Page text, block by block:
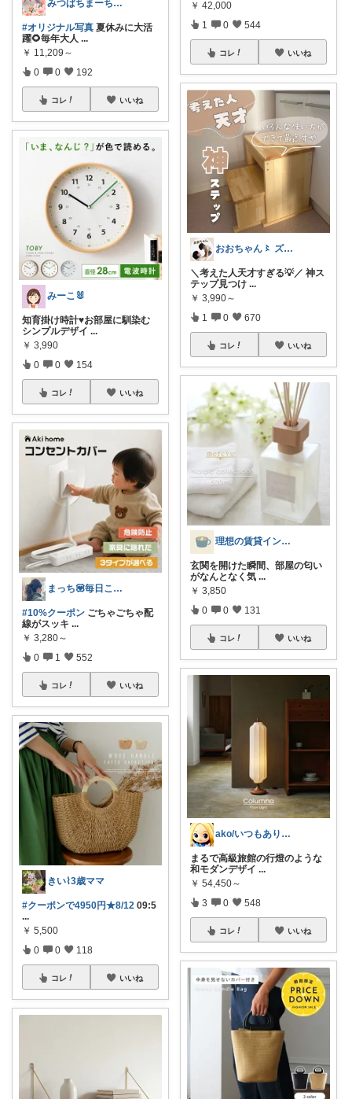
みつばちまーちᵀᴴᴬᴺᴷ ᵞᴼᵁ ◡̈*
#オリジナル写真 夏休みに大活
躍🌻毎年大人 ...
￥ 11,209～
0 0 192
コレ いいね
みーこ🐰
知育掛け時計♥お部屋に馴染む
シンプルデザイ ...
￥ 3,990
0 0 154
コレ いいね
まっち💟毎日こつこつ。
#10%クーポン ごちゃごちゃ配
線がスッキ ...
￥ 3,280～
0 1 552
コレ いいね
きい⌇3歳ママ
#クーポンで4950円★8/12 09:5
...
￥ 5,500
0 0 118
コレ いいね
￥ 42,000
1 0 544
コレ いいね
おおちゃん〻 ズボラママ必見便利アイテム
＼考えた人天才すぎる💡／ 神ス
テップ見つけ ...
￥ 3,990～
1 0 670
コレ いいね
理想の賃貸インテリア
玄関を開けた瞬間、部屋の匂い
がなんとなく気 ...
￥ 3,850
0 0 131
コレ いいね
ako/いつもありがとう🌈5日感謝
まるで高級旅館の行燈のような
和モダンデザイ ...
￥ 54,450～
3 0 548
コレ いいね